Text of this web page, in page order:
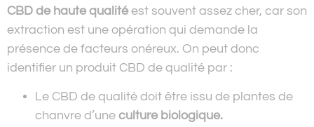
CBD de haute qualitéest souvent assez cher, car son
extraction est une opération qui demande la
présence de facteurs onéreux. On peut donc
identifier un produit CBD de qualité par :
Le CBD de qualité doit être issu de plantes de
chanvre d’une culture biologique.